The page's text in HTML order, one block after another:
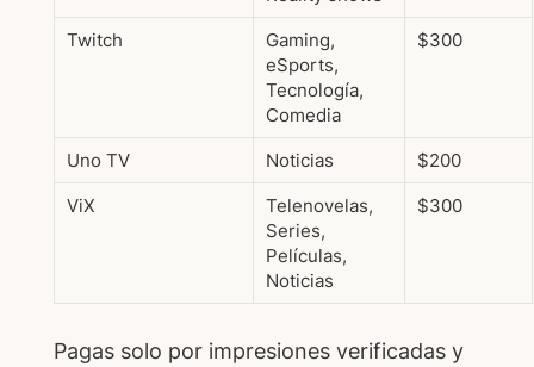
Twitch
Gaming,
eSports,
Tecnología,
Comedia
$300
Uno TV Noticias
$200
ViX
Telenovelas,
Series,
Películas,
Noticias
$300
Pagas solo por impresiones verificadas y